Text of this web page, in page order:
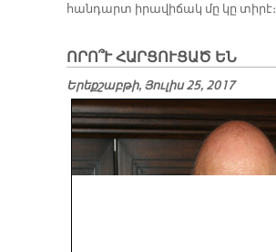
հանդարտ իրավիճակ մը կը տիրէ։
ՈՐՈ՞Ւ ՀԱՐՑՈՒՑԱԾ ԵՆ
Երեքշաբթի, Յուլիս 25, 2017